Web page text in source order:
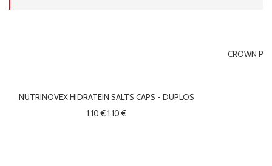
NUTRINOVEX HIDRATEIN SALTS CAPS - DUPLOS
1,10 € 1,10 €
CROWN